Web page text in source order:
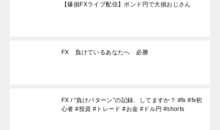
【爆損FXライブ配信】ポンド円で大損おじさん
FX 負けているあなたへ 必勝
FX / “負けパターン”の記録、してますか？ #fx #fx初
心者 #投資 #トレード #お金 #ドル円 #shorts